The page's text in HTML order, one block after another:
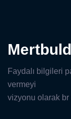
Faydalı bilgileri
vermeyi
vizyonu olarak